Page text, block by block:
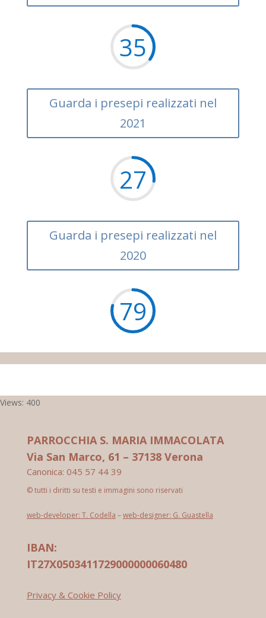
35
Guarda i presepi realizzati nel
2021
27
Guarda i presepi realizzati nel
2020
79
Views: 400
PARROCCHIA S. MARIA IMMACOLATA
Via San Marco, 61 – 37138 Verona
Canonica: 045 57 44 39
© tutti i diritti su testi e immagini sono riservati
web-developer: T. Codella –web-designer: G. Guastella
IBAN:
IT27X0503411729000000060480
Privacy & Cookie Policy